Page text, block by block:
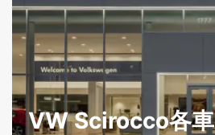
VW Scirocco各車